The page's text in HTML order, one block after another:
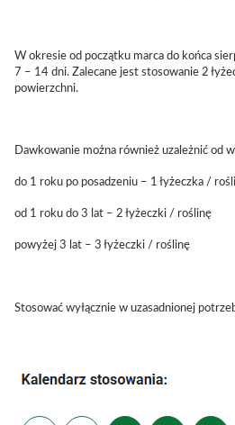
W okresie od początku marca do końca
7 – 14 dni. Zalecane jest stosowanie 2
powierzchni.
Dawkowanie można również uzależnić od
do 1 roku po posadzeniu – 1 łyżeczka /
od 1 roku do 3 lat – 2 łyżeczki / roślinę
powyżej 3 lat – 3 łyżeczki / roślinę
Stosować wyłącznie w uzasadnionej